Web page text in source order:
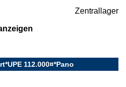
Zentrallager
112.000¤*Pano